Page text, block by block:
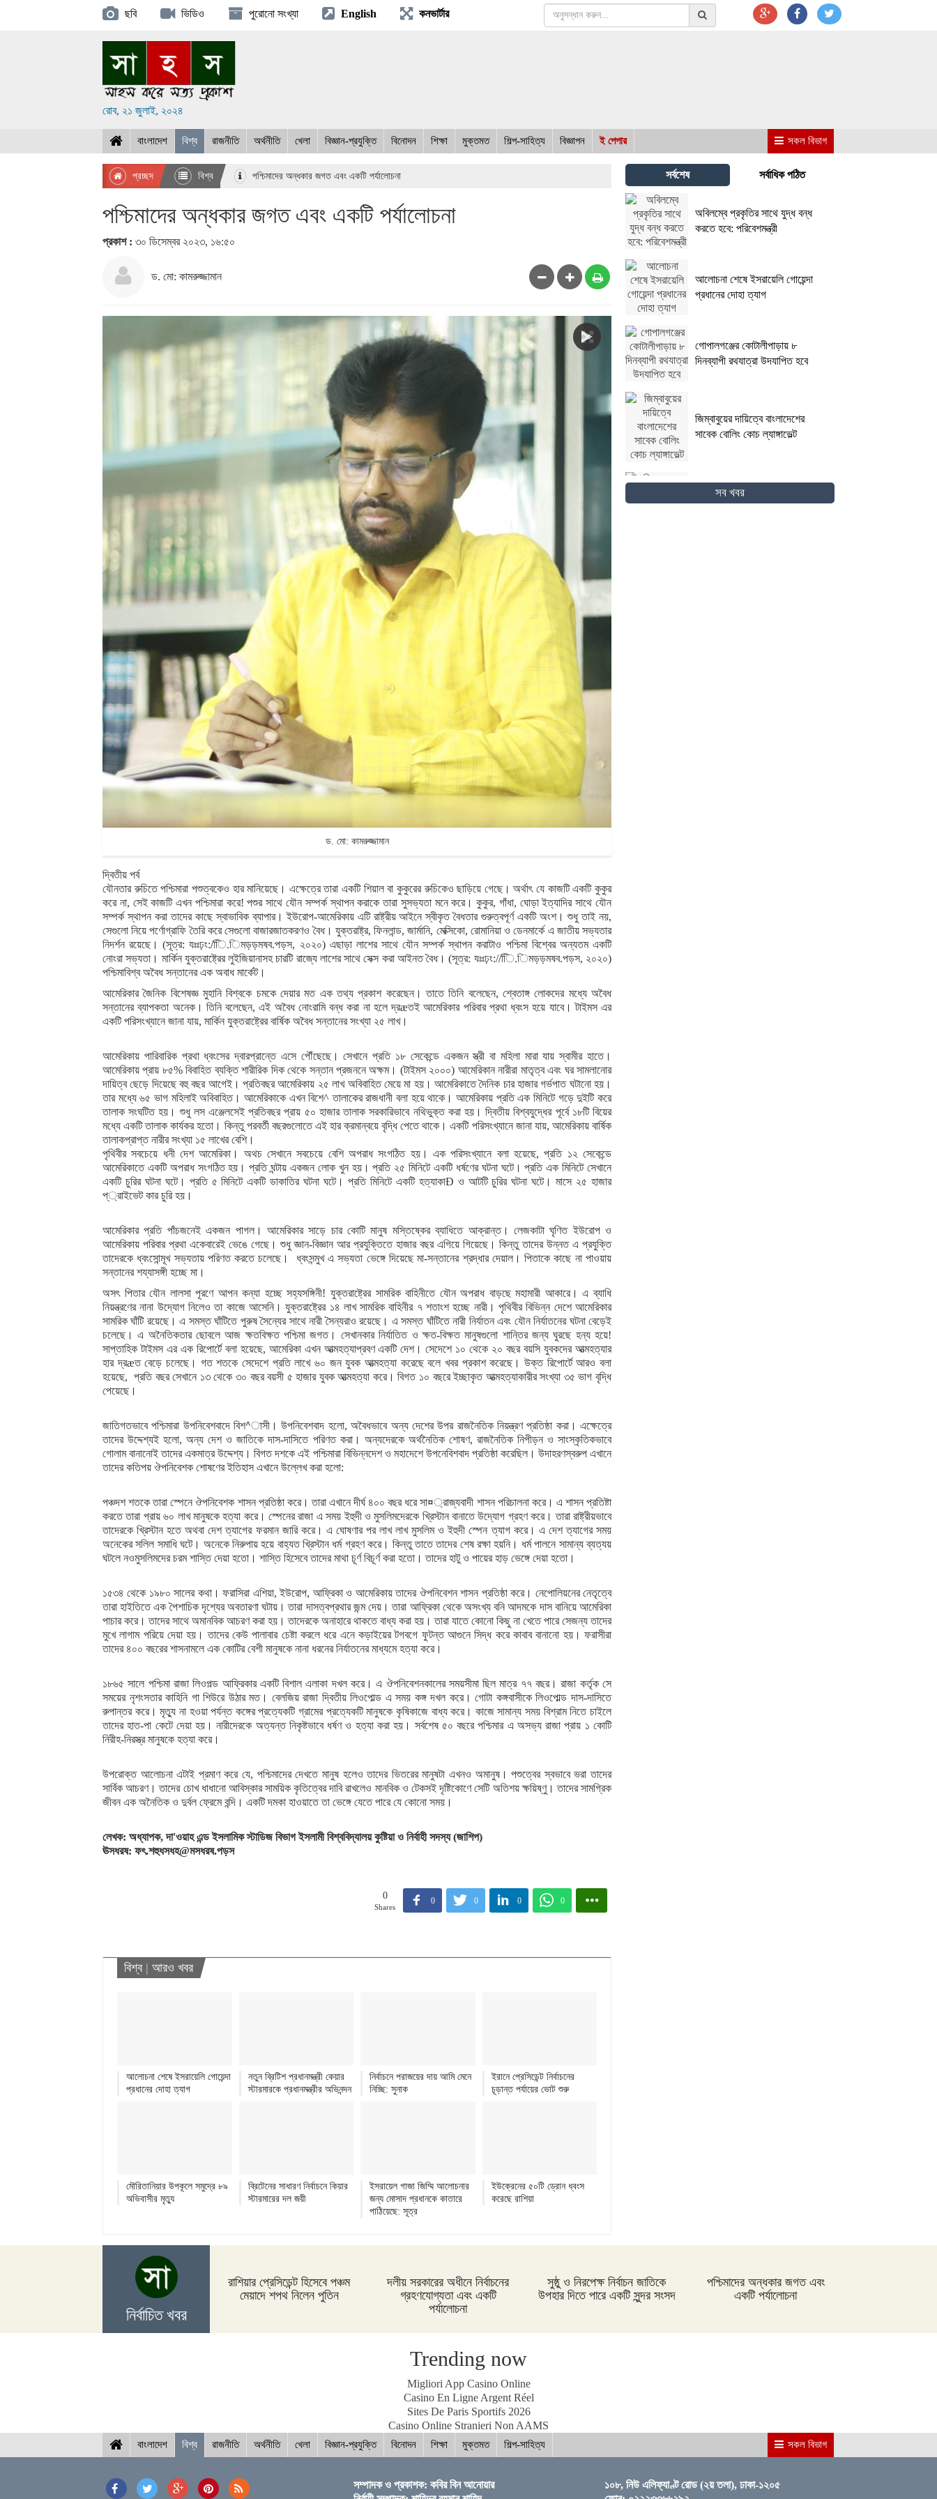
ছবি ভিডিও পুরোনো সংখ্যা English কনভার্টার
রোব, ২১ জুলাই, ২০২৪
বাংলাদেশ বিশ্ব রাজনীতি অর্থনীতি খেলা বিজ্ঞান-প্রযুক্তি বিনোদন শিক্ষা মুক্তমত শিল্প-সাহিত্য বিজ্ঞাপন ই পেপার সকল বিভাগ
প্রচ্ছদ বিশ্ব পশ্চিমাদের অন্ধকার জগত এবং একটি পর্যালোচনা
পশ্চিমাদের অন্ধকার জগত এবং একটি পর্যালোচনা
প্রকাশ : ৩০ ডিসেম্বর ২০২৩, ১৬:৫০
ড. মো: কামরুজ্জামান
ড. মো: কামরুজ্জামান
দ্বিতীয় পর্ব
যৌনতার রুচিতে পশ্চিমারা পশুত্বকেও হার মানিয়েছে। এক্ষেত্রে তারা একটি শিয়াল বা কুকুরের রুচিকেও ছাড়িয়ে গেছে। অর্থাৎ যে কাজটি একটি কুকুর
করে না, সেই কাজটি এখন পশ্চিমারা করে! পশুর সাথে যৌন সম্পর্ক স্থাপন করাকে তারা সুসভ্যতা মনে করে। কুকুর, গাঁধা, ঘোড়া ইত্যাদির সাথে যৌন
সম্পর্ক স্থাপন করা তাদের কাছে স্বাভাবিক ব্যাপার। ইউরোপ-আমেরিকায় এটি রাষ্ট্রীয় আইনে স্বীকৃত বৈধতার গুরুত্বপূর্ণ একটি অংশ। শুধু তাই নয়,
সেগুলো নিয়ে পর্ণোগ্রাফি তৈরি করে সেগুলো বাজারজাতকরণও বৈধ। যুক্তরাষ্ট্র, ফিনলান্ড, জার্মানি, মেক্সিকো, রোমানিয়া ও ডেনমার্কে এ জাতীয় সভ্যতার
নিদর্শন রয়েছে। (সূত্র: যঃঃঢ়ং:/িি.িমড়ড়মষব.পড়স, ২০২০) এছাড়া লাশের সাথে যৌন সম্পর্ক স্থাপন করাটাও পশ্চিমা বিশ্বের অন্যতম একটি
নোংরা সভ্যতা। মার্কিন যুক্তরাষ্ট্রের লুইজিয়ানাসহ চারটি রাজ্যে লাশের সাথে সেক্স করা আইনত বৈধ। (সূত্র: যঃঃঢ়ং://িি.িমড়ড়মষব.পড়স, ২০২০)
পশ্চিমাবিশ্ব অবৈধ সন্তানের এক অবাধ মার্কেট।
আমেরিকার জৈনিক বিশেষজ্ঞ মুহানি বিশ্বকে চমকে দেয়ার মত এক তথ্য প্রকাশ করেছেন। তাতে তিনি বলেছেন, শ্বেতাঙ্গ লোকদের মধ্যে অবৈধ
সন্তানের ব্যাপকতা অনেক। তিনি বলেছেন, এই অবৈধ নোংরামি বন্ধ করা না হলে দ্রæতই আমেরিকার পরিবার প্রথা ধ্বংস হয়ে যাবে। টাইমস এর
একটি পরিসংখ্যানে জানা যায়, মার্কিন যুক্তরাষ্ট্রের বার্ষিক অবৈধ সন্তানের সংখ্যা ২৫ লাখ।
আমেরিকায় পারিবারিক প্রথা ধ্বংসের দ্বারপ্রান্তে এসে পৌঁছেছে। সেখানে প্রতি ১৮ সেকেন্ডে একজন স্ত্রী বা মহিলা মারা যায় স্বামীর হাতে।
আমেরিকায় প্রায় ৮৫% বিবাহিত ব্যক্তি শারীরিক দিক থেকে সন্তান প্রজননে অক্ষম। (টাইমস ২০০০) আমেরিকান নারীরা মাতৃত্ব এবং ঘর সামলানোর
দায়িত্ব ছেড়ে দিয়েছে বহু বছর আগেই। প্রতিবছর আমেরিকায় ২৫ লাখ অবিবাহিত মেয়ে মা হয়। আমেরিকাতে দৈনিক চার হাজার গর্ভপাত ঘটানো হয়।
তার মধ্যে ৬৫ ভাগ মহিলাই অবিবাহিত। আমেরিকাকে এখন বিশে^ তালাকের রাজধানী বলা হয়ে থাকে। আমেরিকায় প্রতি এক মিনিটে গড়ে দুইটি করে
তালাক সংঘটিত হয়। শুধু লস এঞ্জেলসেই প্রতিবছর প্রায় ৫০ হাজার তালাক সরকারিভাবে নথিভুক্ত করা হয়। দ্বিতীয় বিশ্বযুদ্ধের পূর্বে ১৮টি বিয়ের
মধ্যে একটি তালাক কার্যকর হতো। কিন্তু পরবর্তী বছরগুলোতে এই হার ক্রমান্বয়ে বৃদ্ধি পেতে থাকে। একটি পরিসংখ্যানে জানা যায়, আমেরিকায় বার্ষিক
তালাকপ্রাপ্ত নারীর সংখ্যা ১৫ লাখের বেশি।
পৃথিবীর সবচেয়ে ধনী দেশ আমেরিকা। অথচ সেখানে সবচেয়ে বেশি অপরাধ সংগঠিত হয়। এক পরিসংখ্যানে বলা হয়েছে, প্রতি ১২ সেকেন্ডে
আমেরিকাতে একটি অপরাধ সংগঠিত হয়। প্রতি ঘন্টায় একজন লোক খুন হয়। প্রতি ২৫ মিনিটে একটি ধর্ষণের ঘটনা ঘটে। প্রতি এক মিনিটে সেখানে
একটি চুরির ঘটনা ঘটে। প্রতি ৫ মিনিটে একটি ডাকাতির ঘটনা ঘটে। প্রতি মিনিটে একটি হত্যাকাÐ ও আটটি চুরির ঘটনা ঘটে। মাসে ২৫ হাজার
প্্রাইভেট কার চুরি হয়।
আমেরিকার প্রতি পাঁচজনেই একজন পাগল। আমেরিকার সাড়ে চার কোটি মানুষ মস্তিষ্কের ব্যাধিতে আক্রান্ত। লেজকাটা ঘৃণিত ইউরোপ ও
আমেরিকায় পরিবার প্রথা একেবারেই ভেঙে গেছে। শুধু জ্ঞান-বিজ্ঞান আর প্রযুক্তিতে হাজার বছর এগিয়ে গিয়েছে। কিন্তু তাদের উন্নত এ প্রযুক্তি
তাদেরকে ধ্বংসোন্মূখ সভ্যতায় পরিণত করতে চলেছে। ধ্বংসন্মুখ এ সভ্যতা ভেঙ্গে দিয়েছে মা-সন্তানের শ্রদ্ধার দেয়াল। পিতাকে কাছে না পাওয়ায়
সন্তানের শয্যাসঙ্গী হচ্ছে মা।
অসৎ পিতার যৌন লালসা পূরণে আপন কন্যা হচ্ছে সহ্যসঙ্গিনী! যুক্তরাষ্ট্রের সামরিক বাহিনীতে যৌন অপরাধ বাড়ছে মহামারী আকারে। এ ব্যাধি
নিয়ন্ত্রণের নানা উদ্যোগ নিলেও তা কাজে আসেনি। যুক্তরাষ্ট্রের ১৪ লাখ সামরিক বাহিনীর ৭ শতাংশ হচ্ছে নারী। পৃথিবীর বিভিন্ন দেশে আমেরিকার
সামরিক ঘাঁটি রয়েছে। এ সমস্ত ঘাঁটিতে পুরুষ সৈন্যের সাথে নারী সৈন্যরাও রয়েছে। এ সমস্ত ঘাঁটিতে নারী নির্যাতন এবং যৌন নির্যাতনের ঘটনা বেড়েই
চলেছে। এ অনৈতিকতার ছোবলে আজ ক্ষতবিক্ষত পশ্চিমা জগত। সেখানকার নির্যাতিত ও ক্ষত-বিক্ষত মানুষগুলো শান্তির জন্য ঘুরছে হন্য হয়ে!
সাপ্তাহিক টাইমস এর এক রিপোর্টে বলা হয়েছে, আমেরিকা এখন আত্মহত্যাপ্রবণ একটি দেশ। সেদেশে ১০ থেকে ২০ বছর বয়সি যুবকদের আত্মহত্যার
হার দ্রæত বেড়ে চলেছে। গত শতকে সেদেশে প্রতি লাখে ৬০ জন যুবক আত্মহত্যা করেছে বলে খবর প্রকাশ করেছে। উক্ত রিপোর্টে আরও বলা
হয়েছে, প্রতি বছর সেখানে ১৩ থেকে ৩০ বছর বয়সী ৫ হাজার যুবক আত্মহত্যা করে। বিগত ১০ বছরে ইচ্ছাকৃত আত্মহত্যাকারীর সংখ্যা ৩৫ ভাগ বৃদ্ধি
পেয়েছে।
জাতিগতভাবে পশ্চিমারা উপনিবেশবাদে বিশ^াসী। উপনিবেশবাদ হলো, অবৈধভাবে অন্য দেশের উপর রাজনৈতিক নিয়ন্ত্রণ প্রতিষ্ঠা করা। এক্ষেত্রে
তাদের উদ্দেশ্যই হলো, অন্য দেশ ও জাতিকে দাস-দাসিতে পরিণত করা। অন্যদেরকে অর্থনৈতিক শোষণ, রাজনৈতিক নিপীড়ন ও সাংস্কৃতিকভাবে
গোলাম বানানোই তাদের একমাত্র উদ্দেশ্য। বিগত দশকে এই পশ্চিমারা বিভিন্নদেশ ও মহাদেশে উপনেবিশবাদ প্রতিষ্ঠা করেছিল। উদাহরণস্বরুপ এখানে
তাদের কতিপয় ঔপনিবেশক শোষণের ইতিহাস এখানে উল্লেখ করা হলো:
পঞ্চদশ শতকে তারা স্পেনে ঔপনিবেশক শাসন প্রতিষ্ঠা করে। তারা এখানে দীর্ঘ ৪০০ বছর ধরে সা¤্রাজ্যবাদী শাসন পরিচালনা করে। এ শাসন প্রতিষ্টা
করতে তারা প্রায় ৬০ লাখ মানুষকে হত্যা করে। স্পেনের রাজা এ সময় ইহুদী ও মুসলিমদেরকে খ্রিস্টান বানাতে উদ্যোগ গ্রহণ করে। তারা রাষ্ট্রীয়ভাবে
তাদেরকে খ্রিস্টান হতে অথবা দেশ ত্যাগের ফরমান জারি করে। এ ঘোষণার পর লাখ লাখ মুসলিম ও ইহুদী স্পেন ত্যাগ করে। এ দেশ ত্যাগের সময়
অনেকের সলিল সমাধি ঘটে। অনেকে নিরুপায় হয়ে বাহ্যত খ্রিস্টান ধর্ম গ্রহণ করে। কিন্তু তাতে তাদের শেষ রক্ষা হয়নি। ধর্ম পালনে সামান্য ব্যত্যয়
ঘটলে নওমুসলিমদের চরম শাস্তি দেয়া হতো। শাস্তি হিসেবে তাদের মাথা চূর্ণ বিচূর্ণ করা হতো। তাদের হাটু ও পায়ের হাড় ভেঙ্গে দেয়া হতো।
১৫৩৪ থেকে ১৯৮০ সালের কথা। ফরাসিরা এশিয়া, ইউরোপ, আফ্রিকা ও আমেরিকায় তাদের ঔপনিবেশন শাসন প্রতিষ্ঠা করে। নেপোলিয়নের নেতৃত্বে
তারা হাইতিতে এক পৈশাচিক দৃশ্যের অবতারণা ঘটায়। তারা দাসত্বপ্রথার জন্ম দেয়। তারা আফ্রিকা থেকে অসংখ্য বনি আদমকে দাস বানিয়ে আমেরিকা
পাচার করে। তাদের সাথে অমানবিক আচরণ করা হয়। তাদেরকে অনাহারে থাকতে বাধ্য করা হয়। তারা যাতে কোনো কিছু না খেতে পারে সেজন্য তাদের
মুখে লাগাম পরিয়ে দেয়া হয়। তাদের কেউ পালাবার চেষ্টা করলে ধরে এনে কড়াইয়ের টগবগে ফুটন্ত আগুনে সিদ্ধ করে কাবাব বানানো হয়। ফরাসীরা
তাদের ৪০০ বছরের শাসনামলে এক কোটির বেশী মানুষকে নানা ধরনের নির্যাতনের মাধ্যমে হত্যা করে।
১৮৬৫ সালে পশ্চিমা রাজা লিওপল্ড আফ্রিকার একটি বিশাল এলাকা দখল করে। এ ঔপনিবেশনকালের সময়সীমা ছিল মাত্র ৭৭ বছর। রাজা কর্তৃক সে
সময়ের নৃশংসতার কাহিনি গা শিউরে উঠার মত। বেলজিয় রাজা দ্বিতীয় লিওপোল্ড এ সময় কঙ্গ দখল করে। গোটা কঙ্গবাসীকে লিওপোল্ড দাস-দাসিতে
রুপান্তর করে। মৃত্যু না হওয়া পর্যন্ত কঙ্গের প্রত্যেকটি গ্রামের প্রত্যেকটি মানুষকে কৃষিকাজে বাধ্য করে। কাজে সামান্য সময় বিশ্রাম নিতে চাইলে
তাদের হাত-পা কেটে দেয়া হয়। নারীদেরকে অত্যন্ত নিকৃষ্টভাবে ধর্ষণ ও হত্যা করা হয়। সর্বশেষ ৫০ বছরে পশ্চিমার এ অসভ্য রাজা প্রায় ১ কোটি
নিরীহ-নিরস্ত্র মানুষকে হত্যা করে।
উপরোক্ত আলোচনা এটাই প্রমাণ করে যে, পশ্চিমাদের দেখতে মানুষ হলেও তাদের ভিতরের মানুষটা এখনও অমানুষ। পশুত্বের স্বভাবে ভরা তাদের
সার্বিক আচরণ। তাদের চোখ ধাধানো আবিস্কার সাময়িক কৃতিত্বের দাবি রাখলেও মানবিক ও টেকসই দৃষ্টিকোণে সেটি অতিশয় ক্ষয়িষ্ণু। তাদের সামগ্রিক
জীবন এক অনৈতিক ও দুর্বল ফ্রেমে বন্দি। একটি দমকা হাওয়াতে তা ভেঙ্গে যেতে পারে যে কোনো সময়।
লেখক: অধ্যাপক, দা'ওয়াহ এন্ড ইসলামিক স্টাডিজ বিভাগ ইসলামী বিশ্ববিদ্যালয় কুষ্টিয়া ও নির্বাহী সদস্য (জাশিপ)
ঊসধরষ: ফৎ.শহুধসধহ@মসধরষ.পড়স
0
Shares
0 0 0 0
বিশ্ব | আরও খবর
আলোচনা শেষে ইসরায়েলি গোয়েন্দা
প্রধানের দোহা ত্যাগ
নতুন ব্রিটিশ প্রধানমন্ত্রী কেয়ার
স্টারমারকে প্রধানমন্ত্রীর অভিনন্দন
নির্বাচনে পরাজয়ের দায় আমি মেনে
নিচ্ছি: সুনাক
ইরানে প্রেসিডেন্ট নির্বাচনের
চূড়ান্ত পর্যায়ের ভোট শুরু
মৌরিতানিয়ার উপকূলে সমুদ্রে ৮৯
অভিবাসীর মৃত্যু
ব্রিটেনের সাধারণ নির্বাচনে কিয়ার
স্টারমারের দল জয়ী
ইসরায়েল গাজা জিম্মি আলোচনার
জন্য মোসাদ প্রধানকে কাতারে
পাঠিয়েছে: সূত্র
ইউক্রেনের ৫০টি ড্রোন ধ্বংস
করেছে রাশিয়া
সর্বশেষ সর্বাধিক পঠিত
অবিলম্বে প্রকৃতির সাথে যুদ্ধ বন্ধ
করতে হবে: পরিবেশমন্ত্রী
আলোচনা শেষে ইসরায়েলি গোয়েন্দা
প্রধানের দোহা ত্যাগ
গোপালগঞ্জের কোটালীপাড়ায় ৮
দিনব্যাপী রথযাত্রা উদযাপিত হবে
জিম্বাবুয়ের দায়িত্বে বাংলাদেশের
সাবেক বোলিং কোচ ল্যাঙ্গাভেল্ট
দিনাজপুরের ফুলবাড়ীতে সড়ক দুর্ঘটনায়
দু’জন নিহত
সব খবর
নির্বাচিত খবর
রাশিয়ার প্রেসিডেন্ট হিসেবে পঞ্চম
মেয়াদে শপথ নিলেন পুতিন
দলীয় সরকারের অধীনে নির্বাচনের
গ্রহণযোগ্যতা এবং একটি
পর্যালোচনা
সুষ্ঠু ও নিরপেক্ষ নির্বাচন জাতিকে
উপহার দিতে পারে একটি সুন্দর সংসদ
পশ্চিমাদের অন্ধকার জগত এবং
একটি পর্যালোচনা
Trending now
Migliori App Casino Online
Casino En Ligne Argent Réel
Sites De Paris Sportifs 2026
Casino Online Stranieri Non AAMS
বাংলাদেশ বিশ্ব রাজনীতি অর্থনীতি খেলা বিজ্ঞান-প্রযুক্তি বিনোদন শিক্ষা মুক্তমত শিল্প-সাহিত্য সকল বিভাগ
সম্পাদক ও প্রকাশক: কবির বিন আনোয়ার
১০৮, নিউ এলিফ্যাণ্ট রোড (২য় তলা), ঢাকা-১২০৫